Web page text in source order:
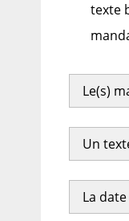
texte
Le(s)
Un
La